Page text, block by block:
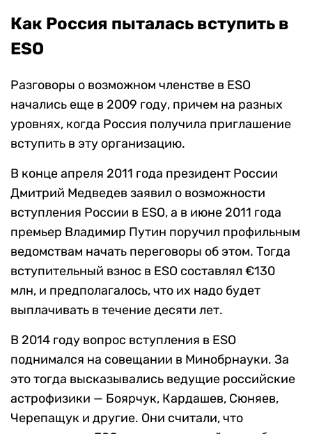
Как Россия пыталась вступить в
ESO
Разговоры о возможном членстве в ESO
начались еще в 2009 году, причем на разных
уровнях, когда Россия получила приглашение
вступить в эту организацию.
В конце апреля 2011 года президент России
Дмитрий Медведев заявил о возможности
вступления России в ESO, а в июне 2011 года
премьер Владимир Путин поручил профильным
ведомствам начать переговоры об этом. Тогда
вступительный взнос в ESO составлял €130
млн, и предполагалось, что их надо будет
выплачивать в течение десяти лет.
В 2014 году вопрос вступления в ESO
поднимался на совещании в Минобрнауки. За
это тогда высказывались ведущие российские
астрофизики — Боярчук, Кардашев, Сюняев,
Черепащук и другие. Они считали, что